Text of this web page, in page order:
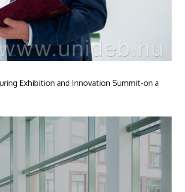
Exhibition and Innovation Summit-on a